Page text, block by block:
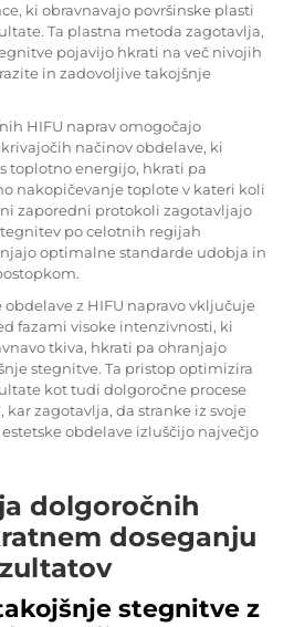
ki obravnavajo površinske plasti
Ta plastna metoda zagotavlja,
pojavijo hkrati na več nivojih
in zadovoljive takojšnje
HIFU naprav omogočajo
načinov obdelave, ki
toplotno energijo, hkrati pa
nakopičevanje toplote v kateri koli
zaporedni protokoli zagotavljajo
po celotnih regijah
optimalne standarde udobja in
z HIFU napravo vključuje
fazami visoke intenzivnosti, ki
tkiva, hkrati pa ohranjajo
stegnitve. Ta pristop optimizira
kot tudi dolgoročne procese
zagotavlja, da stranke iz svoje
obdelave izluščijo največjo
dolgoročnih
doseganju
stegnitve z